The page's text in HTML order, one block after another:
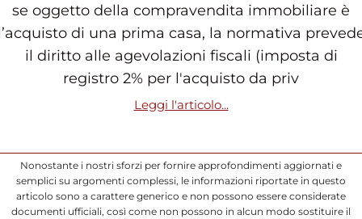
se oggetto della compravendita immobiliare è
di una prima casa, la normativa
il diritto alle agevolazioni fiscali (imposta di
registro 2% per l'acquisto da priv
Leggi l'articolo...
Nonostante i nostri sforzi per fornire approfondimenti aggiornati e
semplici su argomenti complessi, le informazioni riportate in questo
articolo sono a carattere generico e non possono essere considerate
documenti ufficiali, così come non possono in alcun modo sostituire il